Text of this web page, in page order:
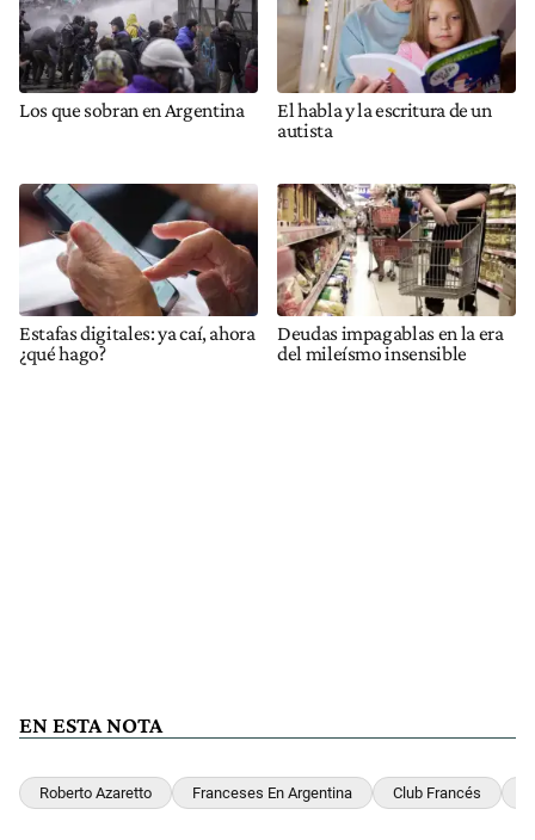
Los que sobran en Argentina
El habla y la escritura de un
autista
Estafas digitales: ya caí, ahora
¿qué hago?
Deudas impagablas en la era
del mileísmo insensible
EN ESTA NOTA
Roberto Azaretto Franceses En Argentina Club Francés